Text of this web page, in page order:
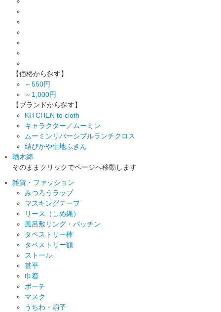
【価格から探す】
～550円
～1,000円
【ブランドから探す】
KITCHEN to cloth
キャラクター／ムーミン
ムーミンリバーシブルランチクロス
結びかや生地ふきん
晒木綿
そのままクリックでページへ移動します
雑貨・ファッション
みつろうラップ
マスキングテープ
リース（しめ縄）
風呂敷リング・パッチン
タペストリー棒
タペストリー額
ストール
甚平
巾着
ポーチ
マスク
うちわ・扇子